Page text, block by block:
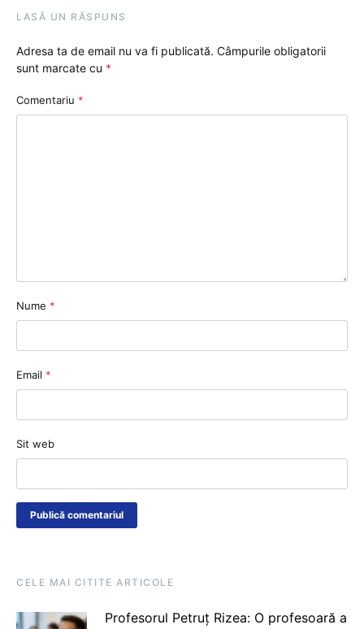
LASĂ UN RĂSPUNS
Adresa ta de email nu va fi publicată. Câmpurile obligatorii
sunt marcate cu *
Comentariu *
Nume *
Email *
Sit web
CELE MAI CITITE ARTICOLE
Profesorul Petruț Rizea: O profesoară a